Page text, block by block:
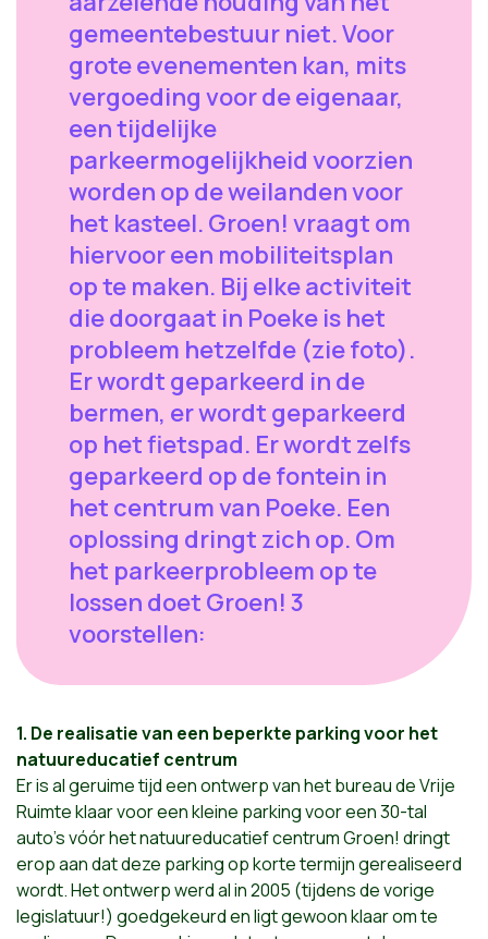
gemeentebestuur niet. Voor
grote evenementen kan, mits
vergoeding voor de eigenaar,
een tijdelijke
parkeermogelijkheid voorzien
worden op de weilanden voor
het kasteel. Groen! vraagt om
hiervoor een mobiliteitsplan
op te maken. Bij elke activiteit
die doorgaat in Poeke is het
probleem hetzelfde (zie foto).
Er wordt geparkeerd in de
bermen, er wordt geparkeerd
op het fietspad. Er wordt zelfs
geparkeerd op de fontein in
het centrum van Poeke. Een
oplossing dringt zich op. Om
het parkeerprobleem op te
lossen doet Groen! 3
voorstellen:
1. De realisatie van een beperkte parking voor het
natuureducatief centrum
Er is al geruime tijd een ontwerp van het bureau de Vrije
Ruimte klaar voor een kleine parking voor een 30-tal
auto's vóór het natuureducatief centrum Groen! dringt
erop aan dat deze parking op korte termijn gerealiseerd
wordt. Het ontwerp werd al in 2005 (tijdens de vorige
legislatuur!) goedgekeurd en ligt gewoon klaar om te